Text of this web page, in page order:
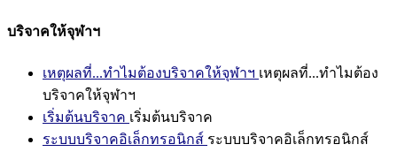
บริจาคให้จุฬาฯ
เหตุผลที่...ทำไมต้องบริจาคให้จุฬาฯ เหตุผลที่...ทำไมต้อง
บริจาคให้จุฬาฯ
เริ่มต้นบริจาค เริ่มต้นบริจาค
ระบบบริจาคอิเล็กทรอนิกส์ ระบบบริจาคอิเล็กทรอนิกส์